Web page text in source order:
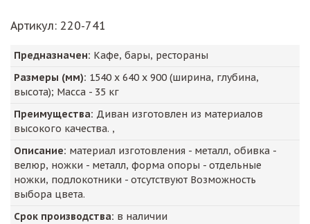
Артикул: 220-741
Предназначен: Кафе, бары, рестораны
Размеры (мм): 1540 х 640 х 900 (ширина, глубина,
высота); Масса - 35 кг
Преимущества: Диван изготовлен из материалов
высокого качества. ,
Описание: материал изготовления - металл, обивка -
велюр, ножки - металл, форма опоры - отдельные
ножки, подлокотники - отсутствуют Возможность
выбора цвета.
Срок производства: в наличии